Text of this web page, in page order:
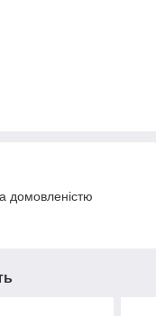
домовленістю